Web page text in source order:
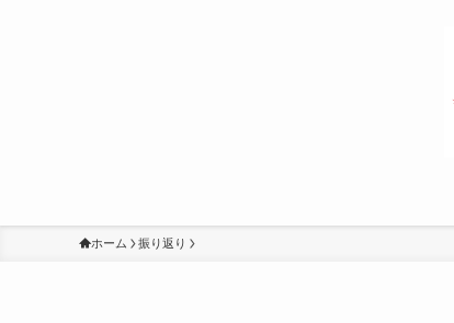
ホーム 振り返り